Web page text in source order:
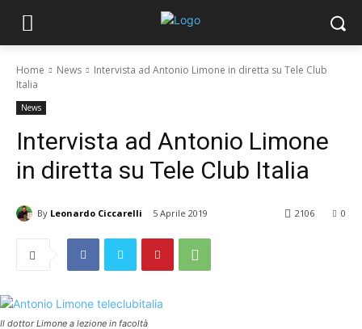
Home News
Intervista ad Antonio Limone in diretta su Tele Club
Italia
News
Intervista ad Antonio Limone
in diretta su Tele Club Italia
By Leonardo Ciccarelli 5 Aprile 2019 0
2106
Il dottor Limone a lezione in facoltà